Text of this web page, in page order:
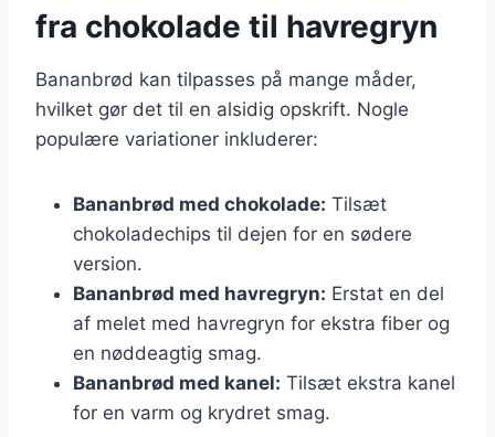
fra chokolade til havregryn
Bananbrød kan tilpasses på mange måder,
hvilket gør det til en alsidig opskrift. Nogle
populære variationer inkluderer:
Bananbrød med chokolade: Tilsæt
chokoladechips til dejen for en sødere
version.
Bananbrød med havregryn: Erstat en del
af melet med havregryn for ekstra fiber og
en nøddeagtig smag.
Bananbrød med kanel: Tilsæt ekstra kanel
for en varm og krydret smag.